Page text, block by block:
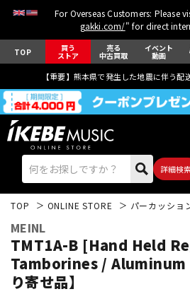
For Overseas Customers: Please
gakki.com/" for direct
TOP 買う
ストア
売る
中古買取
イベント
動画
【重要】熊本県で発生した地震に伴う配
詳細検
エレキギター
TOP ONLINE STORE パーカッショ
MEINL
TMT1A-B [Hand Held
Tamborines / Aluminum
り寄せ品】